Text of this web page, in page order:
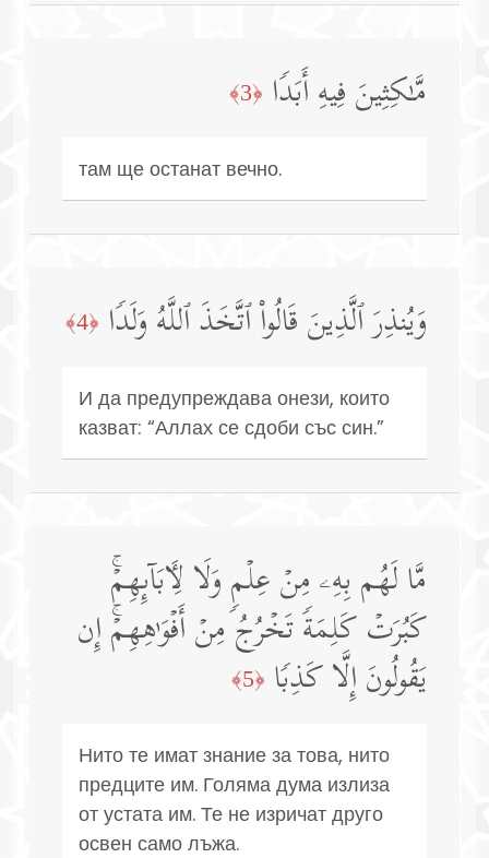
مَّـٰكِثِینَ فِیهِ أَبَدࣰا ﴿3﴾
там ще останат вечно.
وَیُنذِرَ ٱلَّذِینَ قَالُوا۟ ٱتَّخَذَ ٱللَّهُ وَلَدࣰا ﴿4﴾
И да предупреждава онези, които
казват: “Аллах се сдоби със син.”
مَّا لَهُم بِهِۦ مِنۡ عِلۡمࣲ وَلَا لِـَٔابَاۤىِٕهِمۡۚ
كَبُرَتۡ كَلِمَةࣰ تَخۡرُجُ مِنۡ أَفۡوَ ٰ⁠هِهِمۡۚ إِن
یَقُولُونَ إِلَّا كَذِبࣰا ﴿5﴾
Нито те имат знание за това, нито
предците им. Голяма дума излиза
от устата им. Те не изричат друго
освен само лъжа.